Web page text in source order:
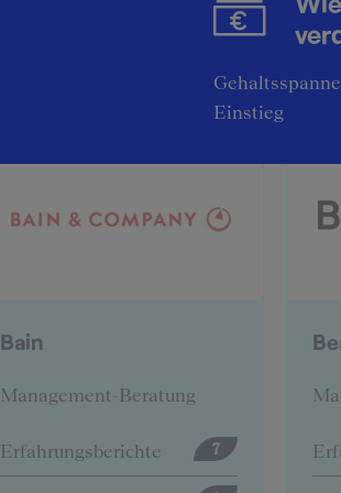
BearingPoint
Management-Beratung
Erfahrungsberichte 12
Einstieg